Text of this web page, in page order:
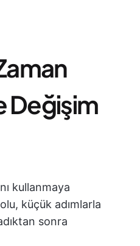
Değişim
kullanmaya
küçük adımlarla
sonra